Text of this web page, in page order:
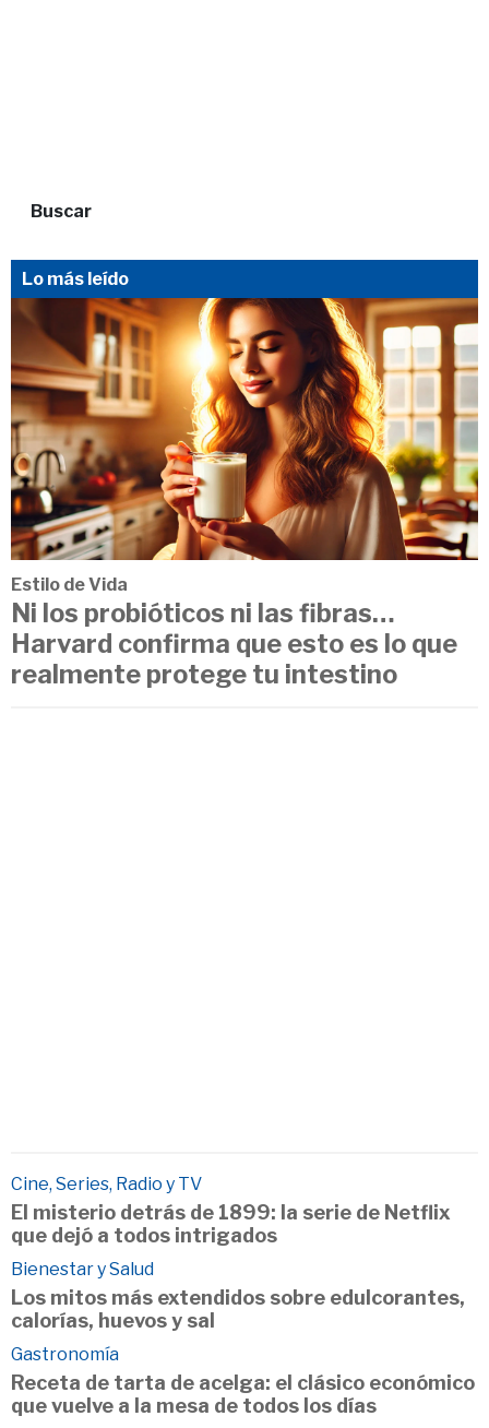
Buscar
Lo más leído
Estilo de Vida
Ni los probióticos ni las fibras…
Harvard confirma que esto es lo que
realmente protege tu intestino
Cine, Series, Radio y TV
El misterio detrás de 1899: la serie de Netflix
que dejó a todos intrigados
Bienestar y Salud
Los mitos más extendidos sobre edulcorantes,
calorías, huevos y sal
Gastronomía
Receta de tarta de acelga: el clásico económico
que vuelve a la mesa de todos los días